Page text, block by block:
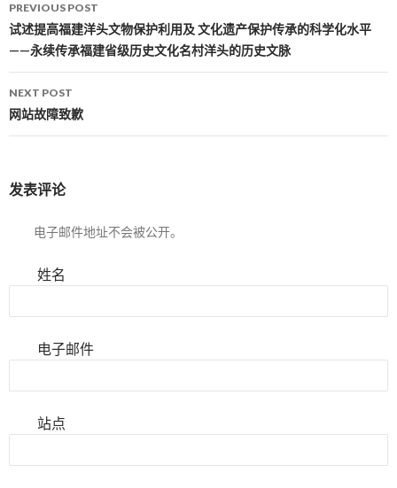
Post navigation
PREVIOUS POST
试述提高福建洋头文物保护利用及 文化遗产保护传承的科学化水平
——永续传承福建省级历史文化名村洋头的历史文脉
NEXT POST
网站故障致歉
发表评论
电子邮件地址不会被公开。
姓名
电子邮件
站点